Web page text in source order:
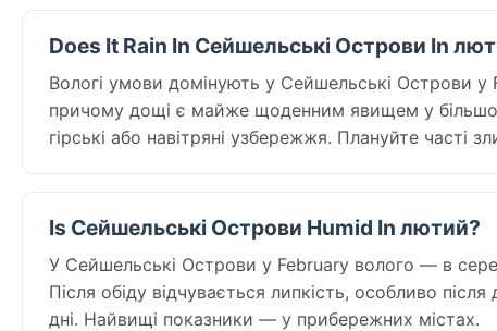
Does It Rain In Сейшельські Острови In
Вологі умови домінують у Сейшельські Острови
причому дощі є майже щоденним явищем у
гірські або навітряні узбережжя. Плануйте часті
Is Сейшельські Острови Humid In лютий?
У Сейшельські Острови у February волого — в
Після обіду відчувається липкість, особливо
дні. Найвищі показники — у прибережних містах.